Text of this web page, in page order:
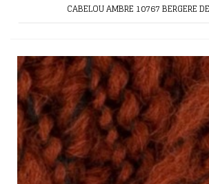
CABELOU AMBRE 10767 BERGERE